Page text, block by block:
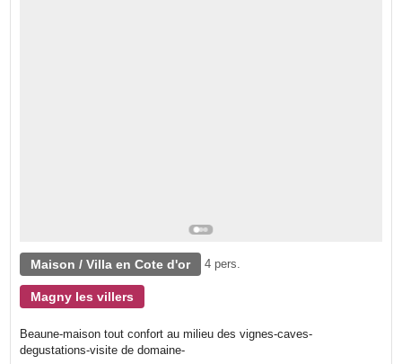
Maison / Villa en Cote d'or 4 pers.
Magny les villers
Beaune-maison tout confort au milieu des vignes-caves-
degustations-visite de domaine-